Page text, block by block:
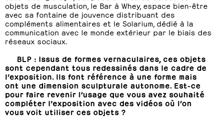
objets de musculation, le Bar à Whey, espace bien-être
avec sa fontaine de jouvence distribuant des
compléments alimentaires et le Solarium, dédié à la
communication avec le monde extérieur par le biais des
réseaux sociaux.
BLP : Issus de formes vernaculaires, ces objets
sont cependant tous redessinés dans le cadre de
l’exposition. Ils font référence à une forme mais
ont une dimension sculpturale autonome. Est-ce
pour faire revenir l’usage que vous avez souhaité
compléter l’exposition avec des vidéos où l’on
vous voit utiliser ces objets ?